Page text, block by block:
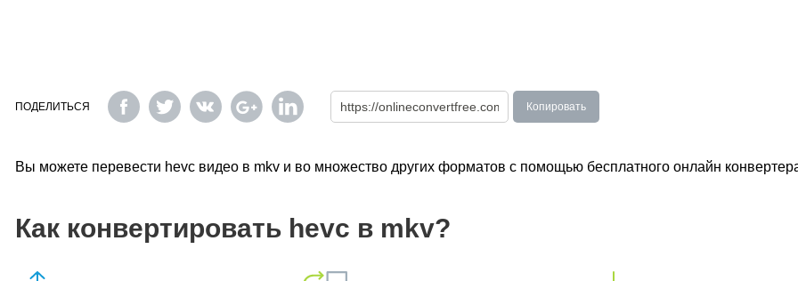
ПОДЕЛИТЬСЯ Копировать
Вы можете перевести hevc видео в mkv и во множество других форматов с помощью бесплатного онлайн
Как конвертировать hevc в mkv?